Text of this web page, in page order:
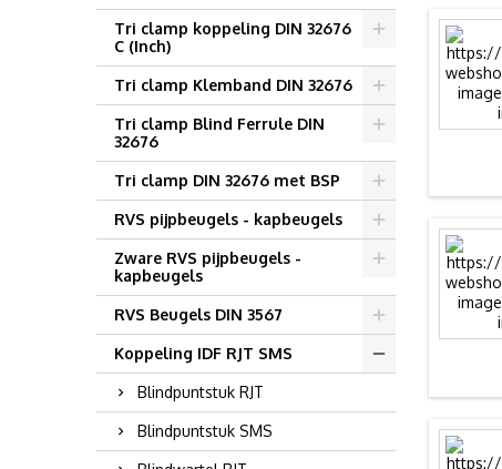
Tri clamp koppeling DIN 32676
C (Inch)
Tri clamp Klemband DIN 32676
Tri clamp Blind Ferrule DIN
32676
Tri clamp DIN 32676 met BSP
RVS pijpbeugels - kapbeugels
Zware RVS pijpbeugels -
kapbeugels
RVS Beugels DIN 3567
Koppeling IDF RJT SMS
Blindpuntstuk RJT
Blindpuntstuk SMS